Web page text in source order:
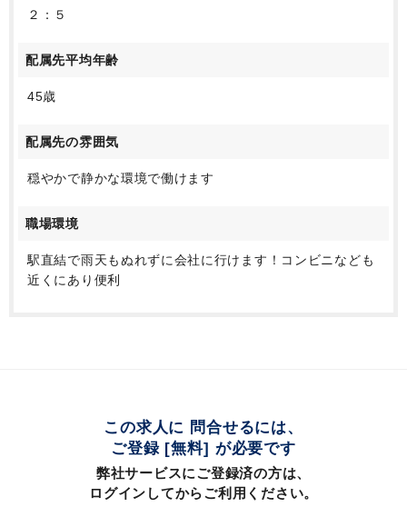
２：５
配属先平均年齢
45歳
配属先の雰囲気
穏やかで静かな環境で働けます
職場環境
駅直結で雨天もぬれずに会社に行けます！コンビニなども
近くにあり便利
この求人に 問合せるには、
ご登録 [無料] が必要です
弊社サービスにご登録済の方は、
ログインしてからご利用ください。